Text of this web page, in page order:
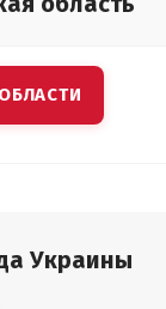
Украины